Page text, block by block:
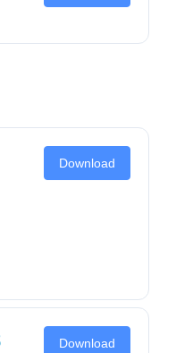
Download
Download